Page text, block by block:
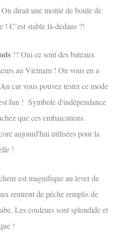
On dirait une moitié de boule de
C’est stable là-dedans ?!
!? Oui ce sont des bateaux
au Vietnam ! On vous en a
car vous pouvez tester ce mode
fun ! Symbole d'indépendance
que ces embarcations
aujourd'hui utilisées pour la
!
est magnifique au lever de
rentrent de pêche remplis de
Les couleurs sont splendide et
!